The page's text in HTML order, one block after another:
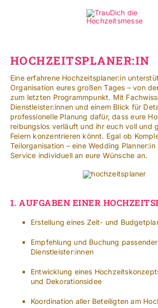
HOCHZEITSPLANER:IN
Eine erfahrene Hochzeitsplaner:in
Organisation eures großen Tages – von
zum letzten Programmpunkt. Mit
Dienstleister:innen und einem Blick für
professionelle Planung dafür, dass eure
reibungslos verläuft und ihr euch voll und
Feiern konzentrieren könnt. Egal ob
Teilorganisation – eine Wedding
Service individuell an eure Wünsche an.
1.AUFGABEN EINER
Erstellung eines Zeit- und
Empfehlung und Buchung passender
Dienstleister:innen
Entwicklung eines
und Dekorationsidee
Koordination aller Beteiligten am